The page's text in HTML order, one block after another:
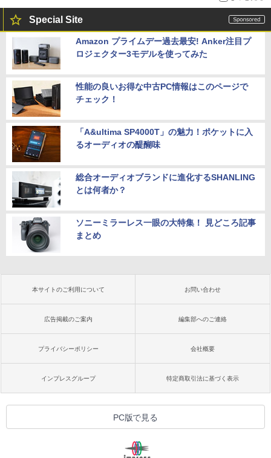
Special Site
Amazon プライムデー過去最安! Anker注目プ
ロジェクター3モデルを使ってみた
性能の良いお得な中古PC情報はこのページで
チェック！
「A&ultima SP4000T」の魅力！ポケットに入
るオーディオの醍醐味
総合オーディオブランドに進化するSHANLING
とは何者か？
ソニーミラーレス一眼の大特集！ 見どころ記事
まとめ
本サイトのご利用について お問い合わせ
広告掲載のご案内 編集部へのご連絡
プライバシーポリシー 会社概要
インプレスグループ 特定商取引法に基づく表示
PC版で見る